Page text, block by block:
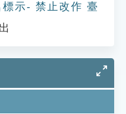
示- 禁止改作 臺